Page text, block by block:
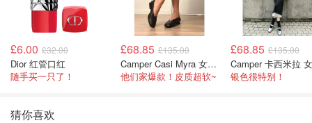
£6.00 £32.00
Dior 红管口红
随手买一只了！
£68.85 £135.00
Camper Casi Myra 女士乐福鞋
他们家爆款！皮质超软~
£68.85 £135.00
银色很特别！
猜你喜欢